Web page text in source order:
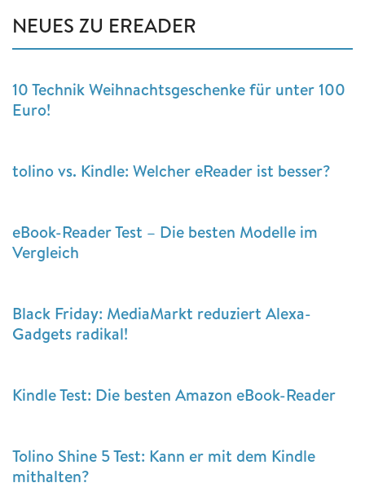
NEUES ZU EREADER
10 Technik Weihnachtsgeschenke für unter 100
Euro!
tolino vs. Kindle: Welcher eReader ist besser?
eBook-Reader Test – Die besten Modelle im
Vergleich
Black Friday: MediaMarkt reduziert Alexa-
Gadgets radikal!
Kindle Test: Die besten Amazon eBook-Reader
Tolino Shine 5 Test: Kann er mit dem Kindle
mithalten?